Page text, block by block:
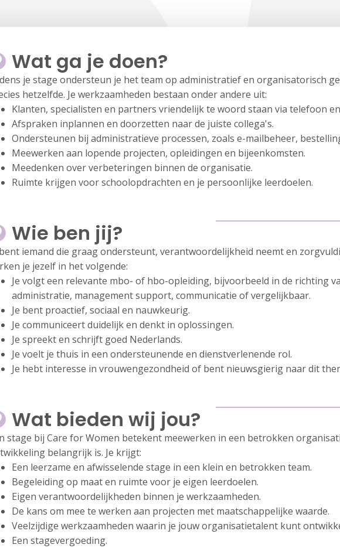
Wat ga je doen?
je stage ondersteun je het team op administratief en organisatorisch
hetzelfde. Je werkzaamheden bestaan onder andere uit:
Klanten, specialisten en partners vriendelijk te woord staan via telefoon
Afspraken inplannen en doorzetten naar de juiste collega's.
Ondersteunen bij administratieve processen, zoals e-mailbeheer,
Meewerken aan lopende projecten, opleidingen en bijeenkomsten.
Meedenken over verbeteringen binnen de organisatie.
Ruimte krijgen voor schoolopdrachten en je persoonlijke leerdoelen.
Wie ben jij?
iemand die graag ondersteunt, verantwoordelijkheid neemt en
je jezelf in het volgende:
Je volgt een relevante mbo- of hbo-opleiding, bijvoorbeeld in de richting
administratie, management support, communicatie of vergelijkbaar.
Je bent proactief, sociaal en nauwkeurig.
Je communiceert duidelijk en denkt in oplossingen.
Je spreekt en schrijft goed Nederlands.
Je voelt je thuis in een ondersteunende en dienstverlenende rol.
Je hebt interesse in vrouwengezondheid of bent nieuwsgierig naar dit
Wat bieden wij jou?
stage bij Care for Women betekent meewerken in een betrokken
belangrijk is. Je krijgt:
Een leerzame en afwisselende stage in een klein en betrokken team.
Begeleiding op maat en ruimte voor je eigen leerdoelen.
Eigen verantwoordelijkheden binnen je werkzaamheden.
De kans om mee te werken aan projecten met maatschappelijke waarde.
Veelzijdige werkzaamheden waarin je jouw organisatietalent kunt
Een stagevergoeding.